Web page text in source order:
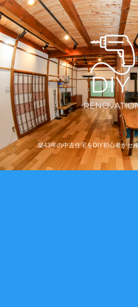
築43年の中古住宅をDIY初心者がセ